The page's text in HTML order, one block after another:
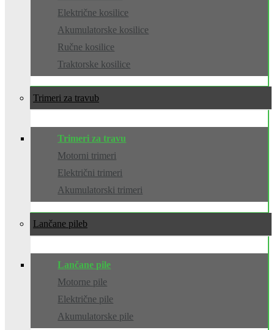
Električne kosilice
Akumulatorske kosilice
Ručne kosilice
Traktorske kosilice
Trimeri za travu
Trimeri za travu
Motorni trimeri
Električni trimeri
Akumulatorski trimeri
Lančane pile
Lančane pile
Motorne pile
Električne pile
Akumulatorske pile